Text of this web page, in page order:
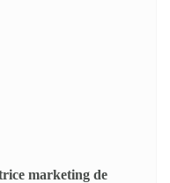
marketing de